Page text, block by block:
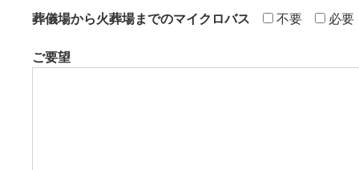
葬儀場から火葬場までのマイクロバス
不要 必要
ご要望